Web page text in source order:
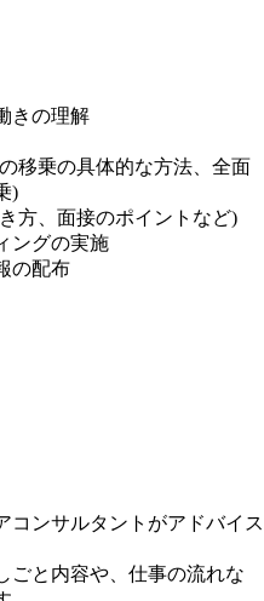
きの理解
移乗の具体的な方法、全面
)
方、面接のポイントなど)
ングの実施
の配布
コンサルタントがアドバイス
ごと内容や、仕事の流れな